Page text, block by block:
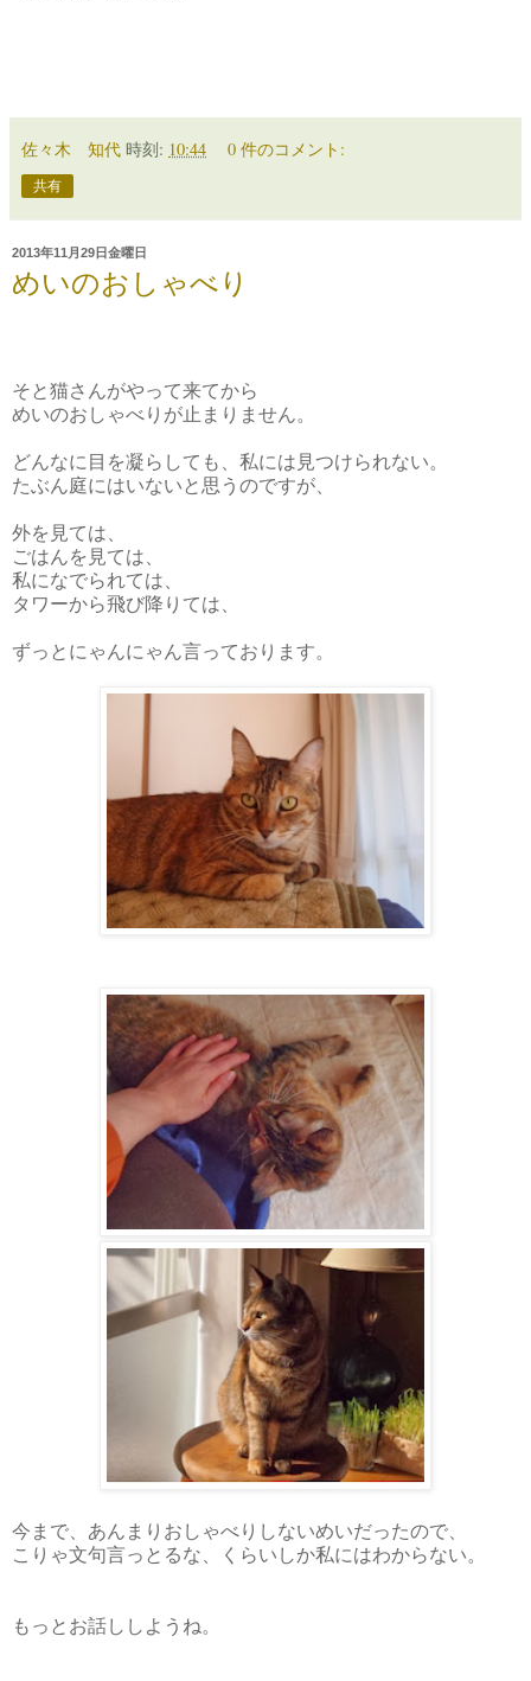
佐々木 知代 時刻: 10:44 0 件のコメント:
共有
2013年11月29日金曜日
めいのおしゃべり
そと猫さんがやって来てから
めいのおしゃべりが止まりません。
どんなに目を凝らしても、私には見つけられない。
たぶん庭にはいないと思うのですが、
外を見ては、
ごはんを見ては、
私になでられては、
タワーから飛び降りては、
ずっとにゃんにゃん言っております。
今まで、あんまりおしゃべりしないめいだったので、
こりゃ文句言っとるな、くらいしか私にはわからない。
もっとお話ししようね。